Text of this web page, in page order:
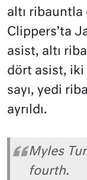
altı
Clippers’ta
asist, altı
dört asist, iki
sayı, yedi
ayrıldı.
Myles
fourth.